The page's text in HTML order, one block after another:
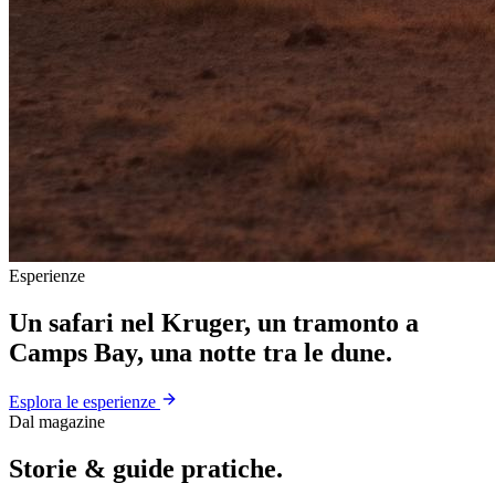
Esperienze
Un safari nel Kruger, un tramonto a
Camps Bay, una notte tra le dune.
Esplora le esperienze
Dal magazine
Storie & guide pratiche.